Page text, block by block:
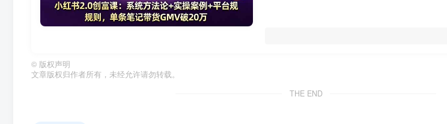
© 版权声明
文章版权归作者所有，未经允许请勿转载。
THE END